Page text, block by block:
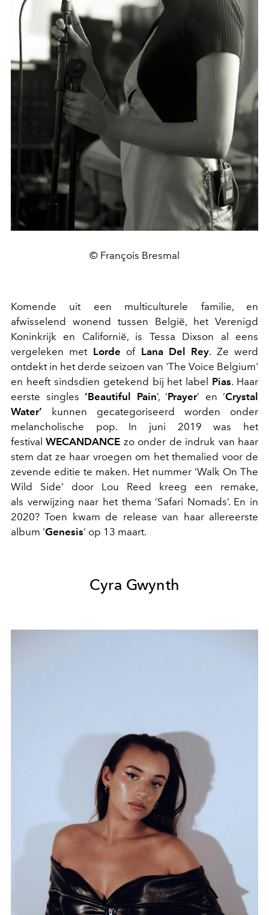
© François Bresmal
Komende uit een multiculturele familie, en
afwisselend wonend tussen België, het Verenigd
Koninkrijk en Californië, is Tessa Dixson al eens
vergeleken met Lorde of Lana Del Rey. Ze werd
ontdekt in het derde seizoen van 'The Voice Belgium'
en heeft sindsdien getekend bij het label Pias. Haar
eerste singles ‘Beautiful Pain’, ‘Prayer’ en ‘Crystal
Water’ kunnen gecategoriseerd worden onder
melancholische pop. In juni 2019 was het
festivalWECANDANCE zo onder de indruk van haar
stem dat ze haar vroegen om het themalied voor de
zevende editie te maken. Het nummer ‘Walk On The
Wild Side’ door Lou Reed kreeg een remake,
als verwijzing naar het thema ‘Safari Nomads’. En in
2020? Toen kwam de release van haar allereerste
album ‘Genesis’ op 13 maart.
Cyra Gwynth